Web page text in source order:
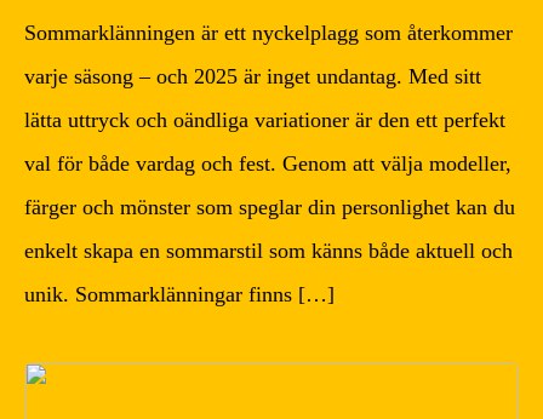
Sommarklänningen är ett nyckelplagg som återkommer
varje säsong – och 2025 är inget undantag. Med sitt
lätta uttryck och oändliga variationer är den ett perfekt
val för både vardag och fest. Genom att välja modeller,
färger och mönster som speglar din personlighet kan du
enkelt skapa en sommarstil som känns både aktuell och
unik. Sommarklänningar finns […]